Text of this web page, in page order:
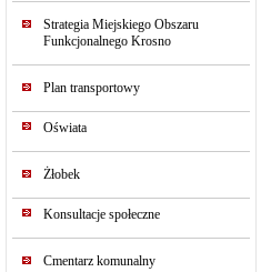
Strategia Miejskiego Obszaru
Funkcjonalnego Krosno
Plan transportowy
Oświata
Żłobek
Konsultacje społeczne
Cmentarz komunalny